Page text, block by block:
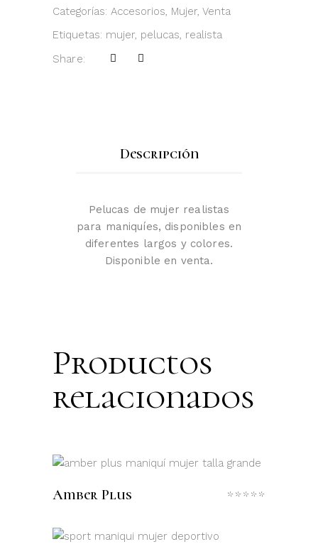
Categorías: Accesorios, Mujer, Venta
Etiquetas: mujer, pelucas, realista
Share:
Descripción
Pelucas de mujer realistas
para maniquíes, disponibles en
diferentes largos y colores.
Disponible en venta.
Productos
relacionados
Amber Plus